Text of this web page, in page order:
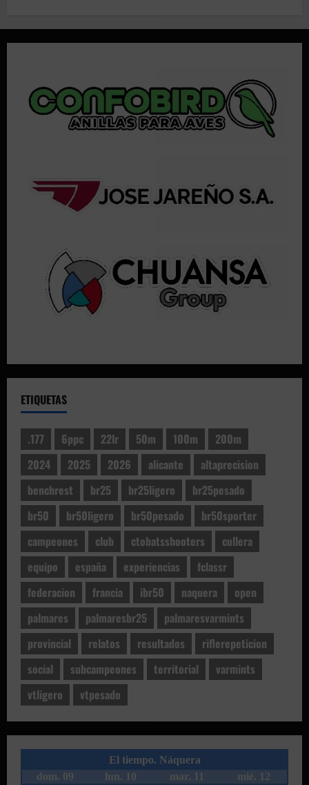
ETIQUETAS
.177 6ppc 22lr 50m 100m
200m
2024
2025 2026 alicante
altaprecision
benchrest
br25 br25ligero
br25pesado
br50
br50ligero br50pesado
br50sporter
campeones
club ctobatsshooters
cullera
equipo
españa experiencias
fclassr
federacion
francia ibr50 naquera
open
palmares
palmaresbr25
palmaresvarmints
provincial
relatos resultados
riflerepeticion
social
subcampeones territorial
varmints
vtligero
vtpesado